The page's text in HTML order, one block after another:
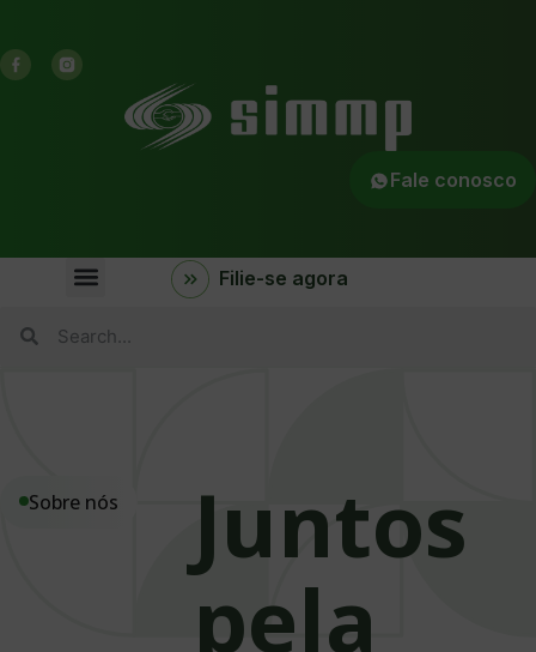
Fale conosco
Filie-se agora
Sobre nós
Juntos
pela